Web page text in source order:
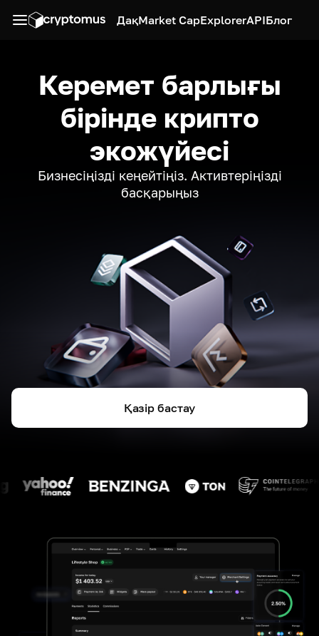
ДақMarket CapExplorerAPIБлог
Керемет барлығы
бірінде крипто
экожүйесі
Бизнесіңізді кеңейтіңіз. Активтеріңізді
басқарыңыз
Қазір бастау